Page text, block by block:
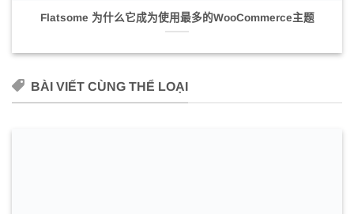
Flatsome 为什么它成为使用最多的WooCommerce主题
BÀI VIẾT CÙNG THỂ LOẠI